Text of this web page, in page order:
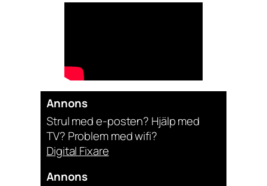
Annons
Strul med e-posten? Hjälp med
TV? Problem med wifi?
Digital Fixare
Annons